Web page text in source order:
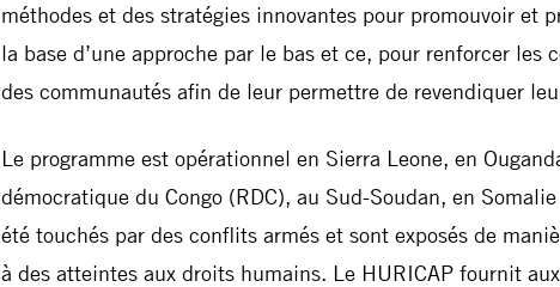
méthodes et des stratégies innovantes pour promouvoir et
la base d’une approche par le bas et ce, pour renforcer les
des communautés afin de leur permettre de revendiquer
Le programme est opérationnel en Sierra Leone, en
démocratique du Congo (RDC), au Sud-Soudan, en
été touchés par des conflits armés et sont exposés de
à des atteintes aux droits humains. Le HURICAP fournit